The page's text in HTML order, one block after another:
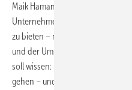
Maik Hamann, Leiter
Unternehmen sehe seine Rolle
zu bieten – mit klaren
und der Umsetzungskraft eines
soll wissen: Dieses Projekt hat
gehen – und dadurch die